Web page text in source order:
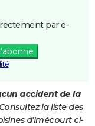
par e-
accident de la
la liste des
d'Imécourt ci-